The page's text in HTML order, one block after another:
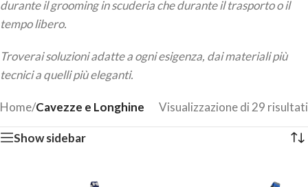
durante il grooming in scuderia che durante il trasporto o il
tempo libero.
Troverai soluzioni adatte a ogni esigenza, dai materiali più
tecnici a quelli più eleganti.
Home/Cavezze e Longhine Visualizzazione di 29 risultati
Show sidebar